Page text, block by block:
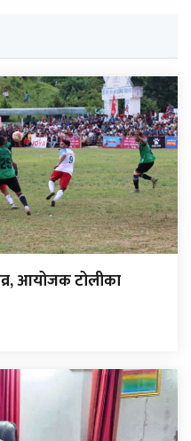
आयोजक टोलीका